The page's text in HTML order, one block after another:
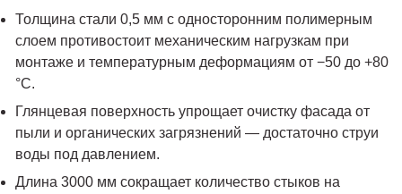
Толщина стали 0,5 мм с односторонним полимерным
слоем противостоит механическим нагрузкам при
монтаже и температурным деформациям от −50 до +80
°C.
Глянцевая поверхность упрощает очистку фасада от
пыли и органических загрязнений — достаточно струи
воды под давлением.
Длина 3000 мм сокращает количество стыков на